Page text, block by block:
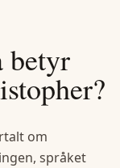
betyr
?
om
språket